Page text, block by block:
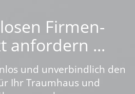
Firmen-
anfordern ...
und unverbindlich den
Ihr Traumhaus und